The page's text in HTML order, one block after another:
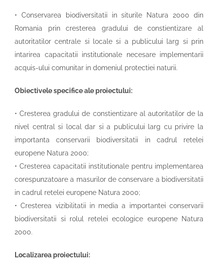
• Conservarea biodiversitatii in siturile Natura 2000 din
Romania prin cresterea gradului de constientizare al
autoritatilor centrale si locale si a publicului larg si prin
intarirea capacitatii institutionale necesare implementarii
acquis-ului comunitar in domeniul protectiei naturii.
Obiectivele specifice ale proiectului:
• Cresterea gradului de constientizare al autoritatilor de la
nivel central si local dar si a publicului larg cu privire la
importanta conservarii biodiversitatii in cadrul retelei
europene Natura 2000;
• Cresterea capacitatii institutionale pentru implementarea
corespunzatoare a masurilor de conservare a biodiversitatii
in cadrul retelei europene Natura 2000;
• Cresterea vizibilitatii in media a importantei conservarii
biodiversitatii si rolul retelei ecologice europene Natura
2000.
Localizarea proiectului: